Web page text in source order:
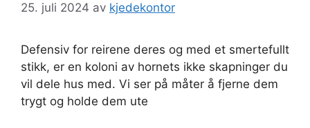
25. juli 2024 av kjedekontor
Defensiv for reirene deres og med et smertefullt
stikk, er en koloni av hornets ikke skapninger du
vil dele hus med. Vi ser på måter å fjerne dem
trygt og holde dem ute